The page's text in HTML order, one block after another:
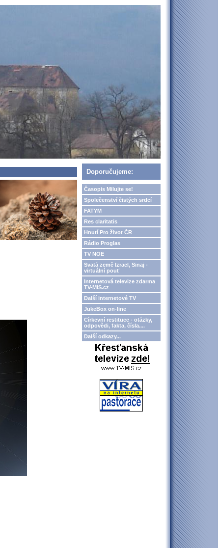
Doporučujeme:
Časopis Milujte se!
Společenství čistých srdcí
FATYM
Res claritatis
Hnutí Pro život ČR
Rádio Proglas
TV NOE
Svatá země Izrael, Sinaj -
virtuální pouť
Internetová televize zdarma
TV-MIS.cz
Další internetové TV
JukeBox on-line
Církevní restituce - otázky,
odpovědi, fakta, čísla....
Další odkazy...